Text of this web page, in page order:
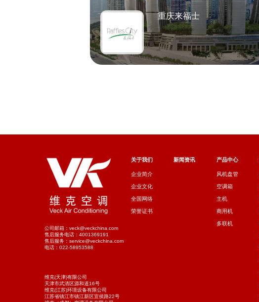
重庆来福士
公司邮箱：veck@veckchina.com
售后服务电话：4001369191
售后服务：service@veckchina.com
电话：022-58953588
维克(天津)有限公司
天津市武清区源和道16号
维克(江苏)环境设备有限公司
江苏省镇江市镇江新区宜侯路22号
关于我们
企业简介
企业文化
全国网络
荣誉证书
新闻资讯 产品中心
风机盘管
空调箱
主机
商用机
多联机